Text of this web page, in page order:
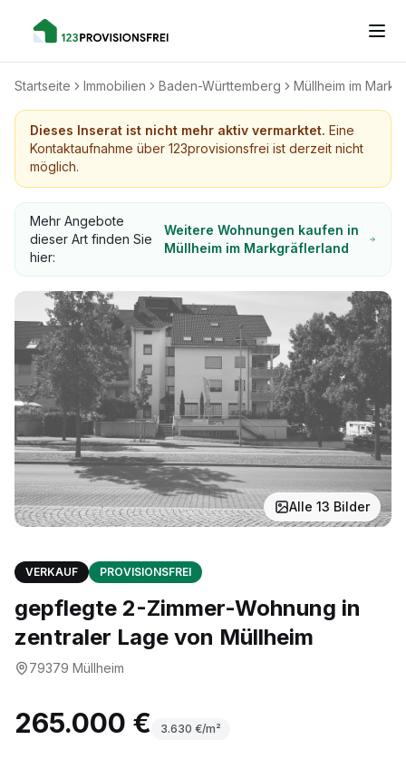
Startseite Immobilien Baden-Württemberg Müllheim im
Dieses Inserat ist nicht mehr aktiv vermarktet. Eine
Kontaktaufnahme über 123provisionsfrei ist derzeit nicht
möglich.
Mehr Angebote
dieser Art finden Sie
hier:
Weitere Wohnungen kaufen in
Müllheim im Markgräflerland
Alle 13 Bilder
VERKAUF PROVISIONSFREI
gepflegte 2-Zimmer-Wohnung in
zentraler Lage von Müllheim
79379 Müllheim
265.000 € 3.630 €/m²